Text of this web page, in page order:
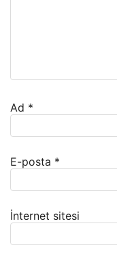
Ad *
E-posta *
İnternet sitesi